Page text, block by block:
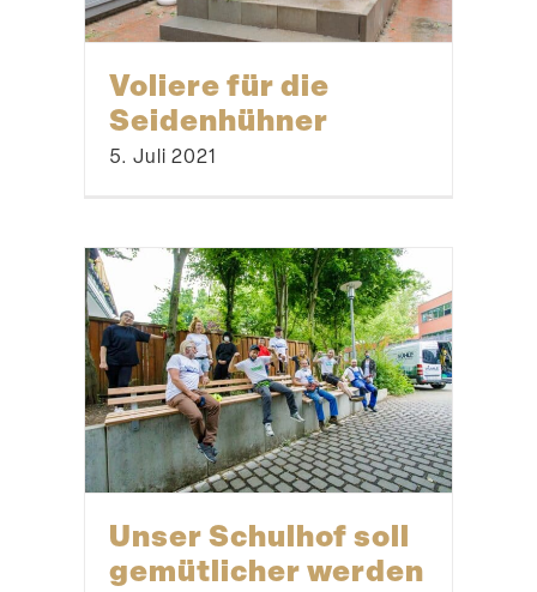
Voliere für die
Seidenhühner
5. Juli 2021
Unser Schulhof soll
gemüt­licher werden